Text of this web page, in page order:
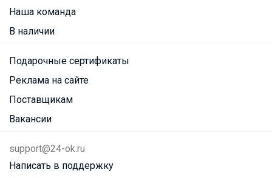
Наша команда
В наличии
Подарочные сертификаты
Реклама на сайте
Поставщикам
Вакансии
support@24-ok.ru
Написать в поддержку